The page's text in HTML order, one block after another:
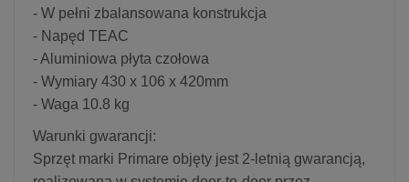
- W pełni zbalansowana konstrukcja
- Napęd TEAC
- Aluminiowa płyta czołowa
- Wymiary 430 x 106 x 420mm
- Waga 10.8 kg
Warunki gwarancji:
Sprzęt marki Primare objęty jest 2-letnią gwarancją,